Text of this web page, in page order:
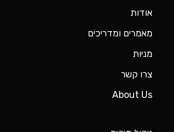
אודות
מאמרים ומדריכים
מניות
צרו קשר
About Us